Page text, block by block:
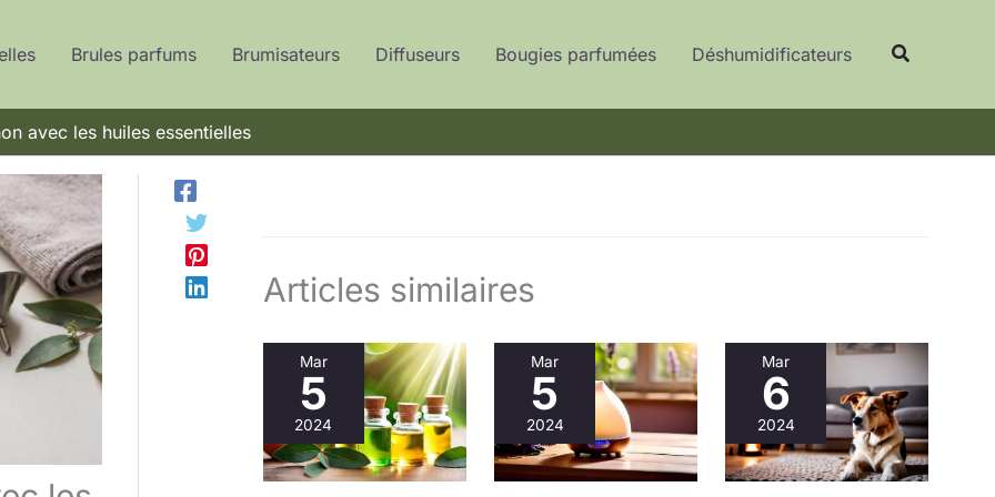
Brules parfums Brumisateurs Diffuseurs Bougies parfumées Déshumidificateurs
avec les huiles essentielles
Articles similaires
Mar
5
2024
Mar
5
2024
Mar
6
2024